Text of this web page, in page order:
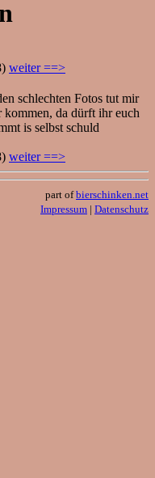
weiter ==>
schlechten Fotos tut mir
da dürft ihr euch
is selbst schuld
weiter ==>
part ofbierschinken.net
Impressum | Datenschutz